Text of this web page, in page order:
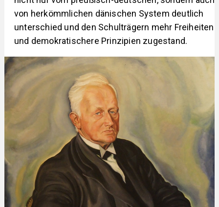
von herkömmlichen dänischen System deutlich
unterschied und den Schulträgern mehr Freiheiten
und demokratischere Prinzipien zugestand.